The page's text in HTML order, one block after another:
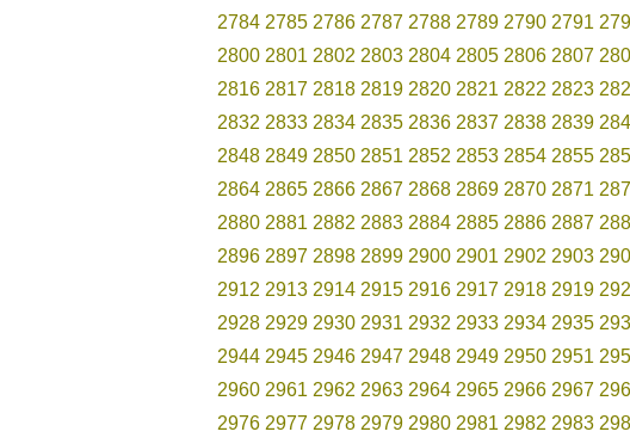
2784 2785 2786 2787 2788 2789 2790 2791
2800 2801 2802 2803 2804 2805 2806 2807
2816 2817 2818 2819 2820 2821 2822 2823
2832 2833 2834 2835 2836 2837 2838 2839
2848 2849 2850 2851 2852 2853 2854 2855
2864 2865 2866 2867 2868 2869 2870 2871
2880 2881 2882 2883 2884 2885 2886 2887
2896 2897 2898 2899 2900 2901 2902 2903
2912 2913 2914 2915 2916 2917 2918 2919
2928 2929 2930 2931 2932 2933 2934 2935
2944 2945 2946 2947 2948 2949 2950 2951
2960 2961 2962 2963 2964 2965 2966 2967
2976 2977 2978 2979 2980 2981 2982 2983